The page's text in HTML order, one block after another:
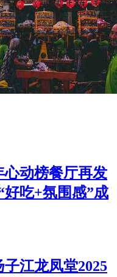
心动榜餐厅再发
好吃+氛围感”成
江龙凤堂2025